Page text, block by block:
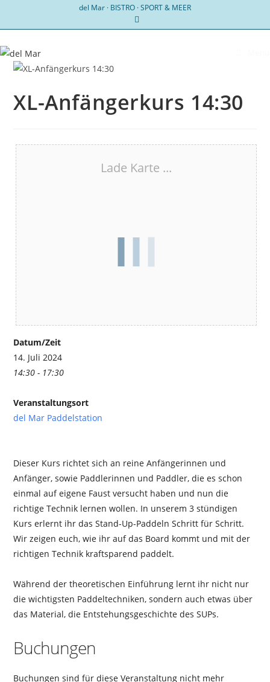
del Mar · BISTRO · SPORT & MEER
XL-Anfängerkurs 14:30
Lade Karte ...
Datum/Zeit
14. Juli 2024
14:30 - 17:30
Veranstaltungsort
del Mar Paddelstation
Dieser Kurs richtet sich an reine Anfängerinnen und
Anfänger, sowie Paddlerinnen und Paddler, die es schon
einmal auf eigene Faust versucht haben und nun die
richtige Technik lernen wollen. In unserem 3 stündigen
Kurs erlernt ihr das Stand-Up-Paddeln Schritt für Schritt.
Wir zeigen euch, wie ihr auf das Board kommt und mit der
richtigen Technik kraftsparend paddelt.
Während der theoretischen Einführung lernt ihr nicht nur
die wichtigsten Paddeltechniken, sondern auch etwas über
das Material, die Entstehungsgeschichte des SUPs.
Buchungen
Buchungen sind für diese Veranstaltung nicht mehr